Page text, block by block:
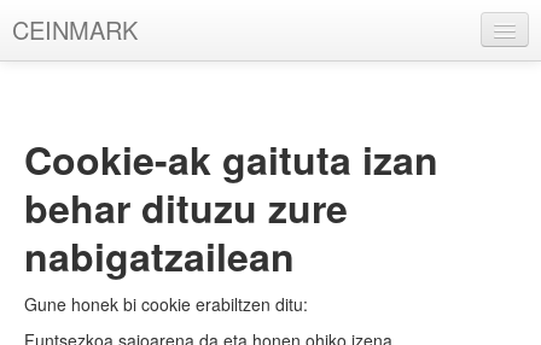
CEINMARK
Cookie-ak gaituta izan
behar dituzu zure
nabigatzailean
Gune honek bi cookie erabiltzen ditu:
Funtsezkoa saioarena da eta honen ohiko izena